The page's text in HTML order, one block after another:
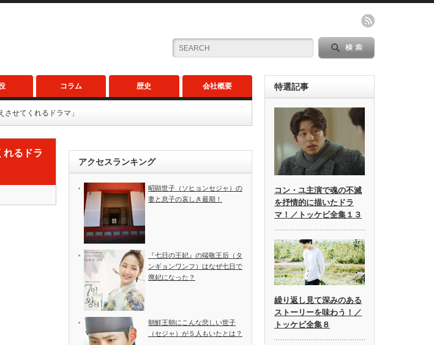
コラム 歴史 会社概要
せてくれるドラマ」
れるドラ
アクセスランキング
昭顕世子（ソヒョンセジャ）の
妻と息子の哀しき最期！
『七日の王妃』の端敬王后（タ
ンギョンワンフ）はなぜ七日で
廃妃になった？
朝鮮王朝にこんな悲しい世子
（セジャ）が５人もいたとは？
特選記事
コン・ユ主演で魂の不滅
を抒情的に描いたドラ
マ！／トッケビ全集１３
繰り返し見て深みのある
ストーリーを味わう！／
トッケビ全集８